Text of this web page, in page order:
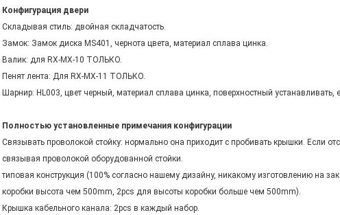
Конфигурация двери
Складывая стиль: двойная складчатость.
Замок: Замок диска MS401, чернота цвета, материал сплава цинка.
Валик: для RX-MX-10 ТОЛЬКО.
Пенят лента: Для RX-MX-11 ТОЛЬКО.
Шарнир: HL003, цвет черный, материал сплава цинка, поверхностный устанавливать,
Полностью установленные примечания конфигурации
Связывать проволокой стойку: нормально она приходит с пробивать крышки. Если
связывая проволокой оборудованной стойки.
типовая конструкция (100% согласно нашему дизайну, никакому изготовлению на
коробки высота чем 500mm, 2pcs для высоты коробки больше чем 500mm).
Крышка кабельного канала: 2pcs в каждый набор.